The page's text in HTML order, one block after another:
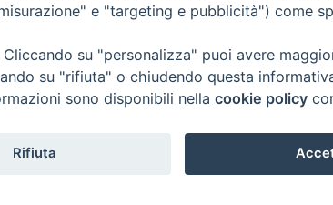
e "targeting e pubblicità") come
su "personalizza" puoi avere
su "rifiuta" o chiudendo questa
sono disponibili nella cookie policy
Rifiuta